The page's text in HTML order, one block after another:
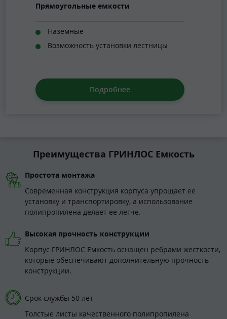
Прямоугольные емкости
Наземные
Возможность установки лестницы
Подробнее
Преимущества ГРИНЛОС Емкость
Простота монтажа
Современная конструкция корпуса упрощает ее
установку и транспортировку, а использование
полипропилена делает ее легче.
Высокая прочность конструкции
Корпус ГРИНЛОС Емкость оснащен ребрами жесткости,
которые обеспечивают дополнительную прочность
конструкции.
Срок службы 50 лет
Толстые листы качественного полипропилена